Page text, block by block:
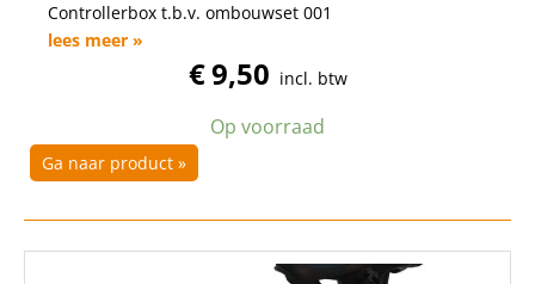
Controllerbox t.b.v. ombouwset 001
lees meer »
€9,50 incl. btw
Op voorraad
Ga naar product »